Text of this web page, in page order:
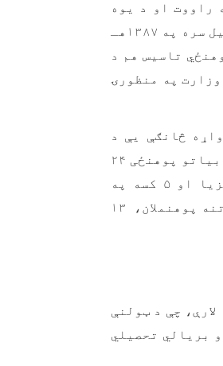
راووت او د یوه
خپلواک پوهنځي په توګه یې فعالیت پیل کړ. دري څانګه یې د پوهنتون له پيل سره په ۱۳۸۷هـ
تاسیس هم د
په منظورۍ
څانګې یې د
پوهنځي له ایجاده مخکې په ښوونه او روزنه پوهنځي کې هم وې. د ژبو او ادبیاتو پوهنځی ۲۴
کادري غړي لري، له دې ډلې څخه ۲ تنه استادان په ایران، ۱ په مالیزیا او ۵ کسه په
افغانستان کې د دوکتورا او ماسټرۍ په زده کړو بوخت دي او له دې څخه ۸ تنه پوهنملان، ۱۳
چې د ټولنې
بریالي تحصیلي